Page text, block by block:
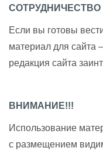
СОТРУДНИЧЕСТВО
Если вы готовы
материал для сайта
редакция сайта
ВНИМАНИЕ!!!
Использование
с размещением